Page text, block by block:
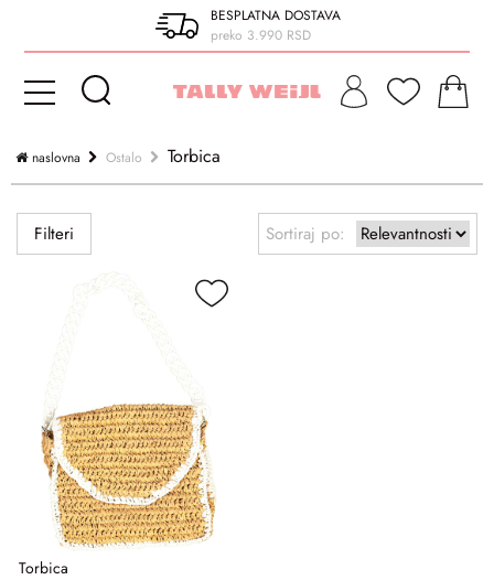
BESPLATNA DOSTAVA
preko 3.990 RSD
naslovna Ostalo Torbica
Filteri Sortiraj po:
Torbica